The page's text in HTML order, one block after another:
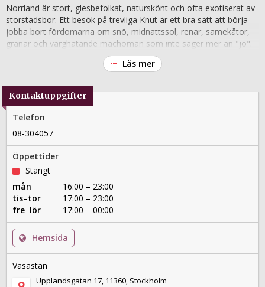
Norrland är stort, glesbefolkat, naturskönt och ofta exotiserat av
storstadsbor. Ett besök på trevliga Knut är ett bra sätt att börja
jobba bort fördomarna om snö, midnattssol, renar, samekåtor,
granar och varghatande machomän som inte säger mer än "jo".
Här serveras förstås viltkött, röding, skogsbär och starksprit, men
också råvaror och rätter man kanske inte omedelbart förknippar
plånboksvänliga och personalen trevligt avslappnade (ibland
kanske lite väl avslappnade).
Läs mer
Kontaktuppgifter
Telefon
08-304057
Öppettider
Stängt
mån
16:00 – 23:00
tis–tor
17:00 – 23:00
fre–lör 17:00 – 00:00
Hemsida
Vasastan
Upplandsgatan 17, 11360, Stockholm